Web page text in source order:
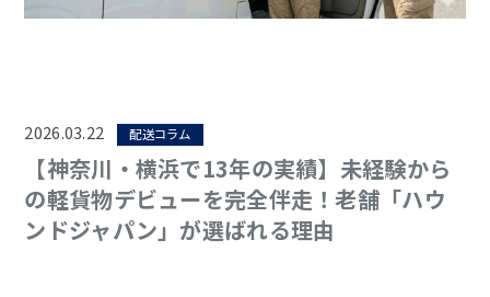
2026.03.22 配送コラム
【神奈川・横浜で13年の実績】未経験から
の軽貨物デビューを完全伴走！老舗「ハウ
ンドジャパン」が選ばれる理由